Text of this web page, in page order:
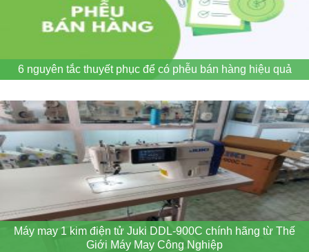
6 nguyên tắc thuyết phục để có phễu bán hàng hiệu quả
Máy may 1 kim điện tử Juki DDL-900C chính hãng từ Thế
Giới Máy May Công Nghiệp